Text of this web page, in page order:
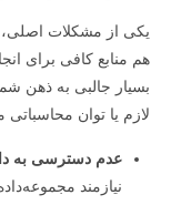
از مشکلات اصلی، پیدا
کافی برای انجام
جالبی به ذهن شما
یا توان محاسباتی مورد
عدم دسترسی به داده:
نیازمند